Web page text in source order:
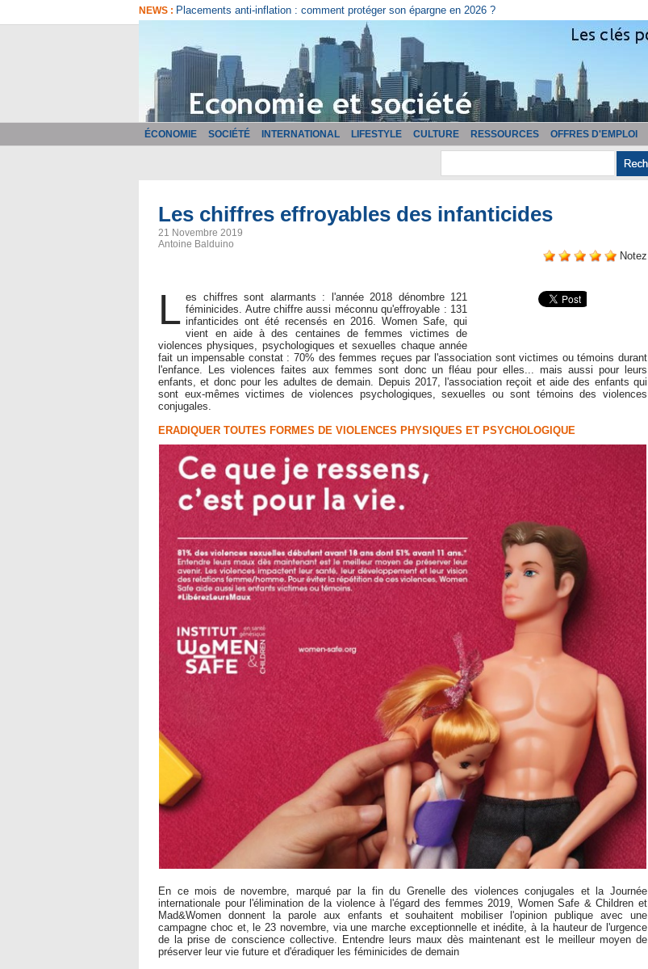
NEWS : Comment bien choisir son logiciel de facturation ?
ÉCONOMIE SOCIÉTÉ INTERNATIONAL LIFESTYLE CULTURE RESSOURCES OFFRES D'EMPLOI
Les chiffres effroyables des infanticides
21 Novembre 2019
Antoine Balduino
Notez
L es chiffres sont alarmants : l'année 2018 dénombre 121
féminicides. Autre chiffre aussi méconnu qu'effroyable : 131
infanticides ont été recensés en 2016. Women Safe, qui
vient en aide à des centaines de femmes victimes de
violences physiques, psychologiques et sexuelles chaque année
fait un impensable constat : 70% des femmes reçues par l'association sont victimes ou témoins durant
l'enfance. Les violences faites aux femmes sont donc un fléau pour elles... mais aussi pour leurs
enfants, et donc pour les adultes de demain. Depuis 2017, l'association reçoit et aide des enfants qui
sont eux-mêmes victimes de violences psychologiques, sexuelles ou sont témoins des violences
conjugales.
ERADIQUER TOUTES FORMES DE VIOLENCES PHYSIQUES ET PSYCHOLOGIQUE
En ce mois de novembre, marqué par la fin du Grenelle des violences conjugales et la Journée
internationale pour l'élimination de la violence à l'égard des femmes 2019, Women Safe & Children et
Mad&Women donnent la parole aux enfants et souhaitent mobiliser l'opinion publique avec une
campagne choc et, le 23 novembre, via une marche exceptionnelle et inédite, à la hauteur de l'urgence
de la prise de conscience collective. Entendre leurs maux dès maintenant est le meilleur moyen de
préserver leur vie future et d'éradiquer les féminicides de demain